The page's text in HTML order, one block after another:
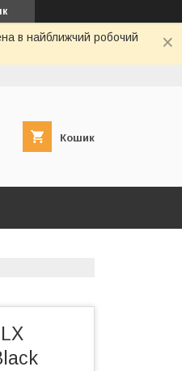
в найближчий робочий
Кошик